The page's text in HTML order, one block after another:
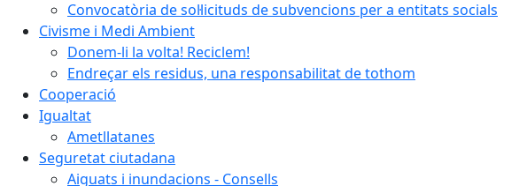
Convocatòria de sol·licituds de subvencions per a entitats socials
Civisme i Medi Ambient
Donem-li la volta! Reciclem!
Endreçar els residus, una responsabilitat de tothom
Cooperació
Igualtat
Ametllatanes
Seguretat ciutadana
Aiguats i inundacions - Consells